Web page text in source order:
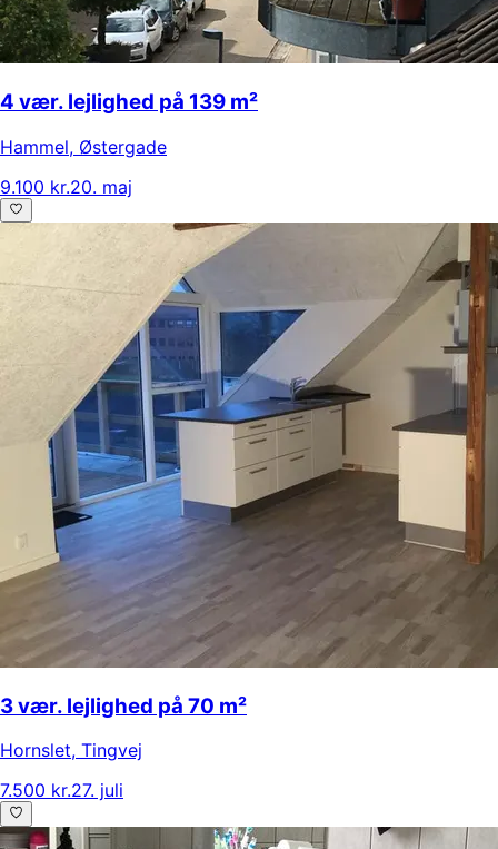
4 vær. lejlighed på 139 m²
Hammel, Østergade
9.100 kr.20. maj
3 vær. lejlighed på 70 m²
Hornslet, Tingvej
7.500 kr.27. juli